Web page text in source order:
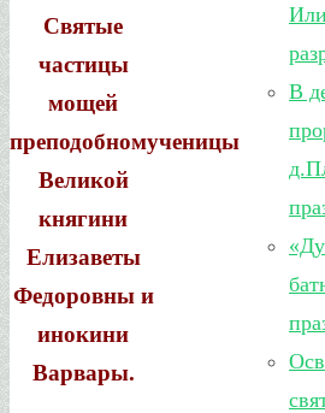
Святые
частицы
мощей
преподобномученицы
Великой
княгини
Елизаветы
Федоровны и
инокини
Варвары.
В